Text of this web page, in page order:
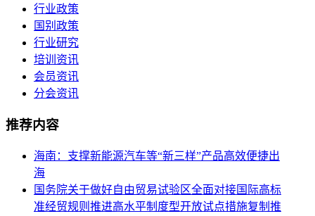
行业政策
国别政策
行业研究
培训资讯
会员资讯
分会资讯
推荐内容
海南：支撑新能源汽车等“新三样”产品高效便捷出
海
国务院关于做好自由贸易试验区全面对接国际高标
准经贸规则推进高水平制度型开放试点措施复制推